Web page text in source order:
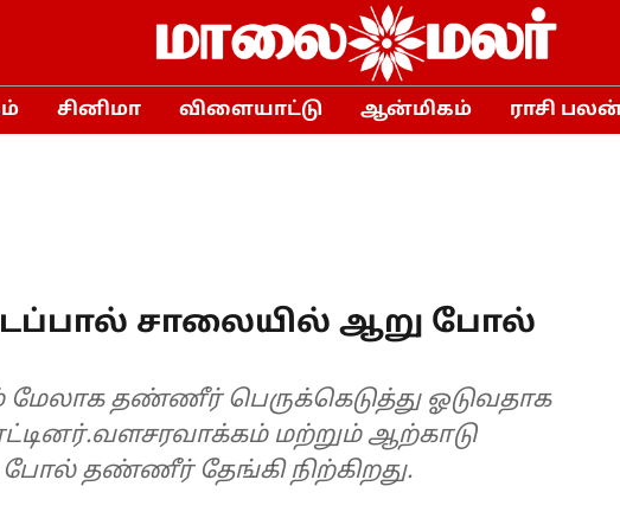
சினிமா விளையாட்டு ஆன்மிகம் ராசி
சாலையில் ஆறு போல்
மேலாக தண்ணீர் பெருக்கெடுத்து ஓடுவதாக
மற்றும் ஆற்காடு
போல் தண்ணீர் தேங்கி நிற்கிறது.